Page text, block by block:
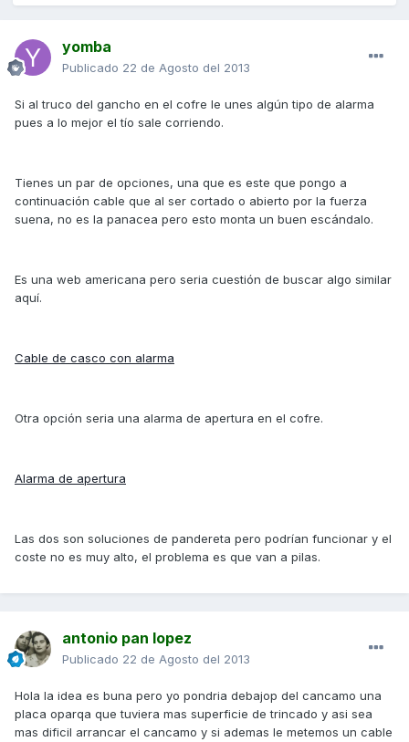
yomba
Publicado 22 de Agosto del 2013
Si al truco del gancho en el cofre le unes algún tipo de alarma
pues a lo mejor el tío sale corriendo.
Tienes un par de opciones, una que es este que pongo a
continuación cable que al ser cortado o abierto por la fuerza
suena, no es la panacea pero esto monta un buen escándalo.
Es una web americana pero seria cuestión de buscar algo similar
aquí.
Cable de casco con alarma
Otra opción seria una alarma de apertura en el cofre.
Alarma de apertura
Las dos son soluciones de pandereta pero podrían funcionar y el
coste no es muy alto, el problema es que van a pilas.
antonio pan lopez
Publicado 22 de Agosto del 2013
Hola la idea es buna pero yo pondria debajop del cancamo una
placa oparqa que tuviera mas superficie de trincado y asi sea
mas dificil arrancar el cancamo y si ademas le metemos un cable